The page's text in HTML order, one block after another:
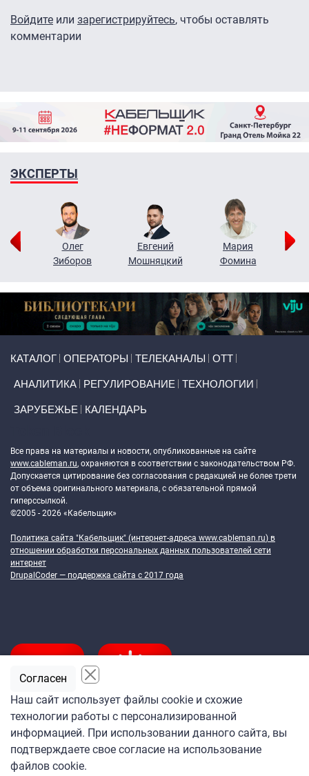
Войдите или зарегистрируйтесь, чтобы оставлять
комментарии
ЭКСПЕРТЫ
Олег
Зиборов
Евгений
Мошняцкий
Мария
Фомина
КАТАЛОГ ОПЕРАТОРЫ ТЕЛЕКАНАЛЫ ОТТ
АНАЛИТИКА РЕГУЛИРОВАНИЕ ТЕХНОЛОГИИ
ЗАРУБЕЖЬЕ КАЛЕНДАРЬ
Все права на материалы и новости, опубликованные на сайте
www.cableman.ru, охраняются в соответствии с законодательством РФ.
Допускается цитирование без согласования с редакцией не более трети
от объема оригинального материала, с обязательной прямой
гиперссылкой.
©2005 - 2026 «Кабельщик»
Политика сайта "Кабельщик" (интернет-адреса www.cableman.ru) в
отношении обработки персональных данных пользователей сети
интернет
DrupalCoder — поддержка сайта c 2017 года
Подпишитесь
на ежедневную рассылку
«Кабельщика»
Наш сайт использует файлы cookie и схожие
технологии работы с персонализированной
информацией. При использовании данного сайта, вы
подтверждаете свое согласие на использование
файлов cookie.
Согласен